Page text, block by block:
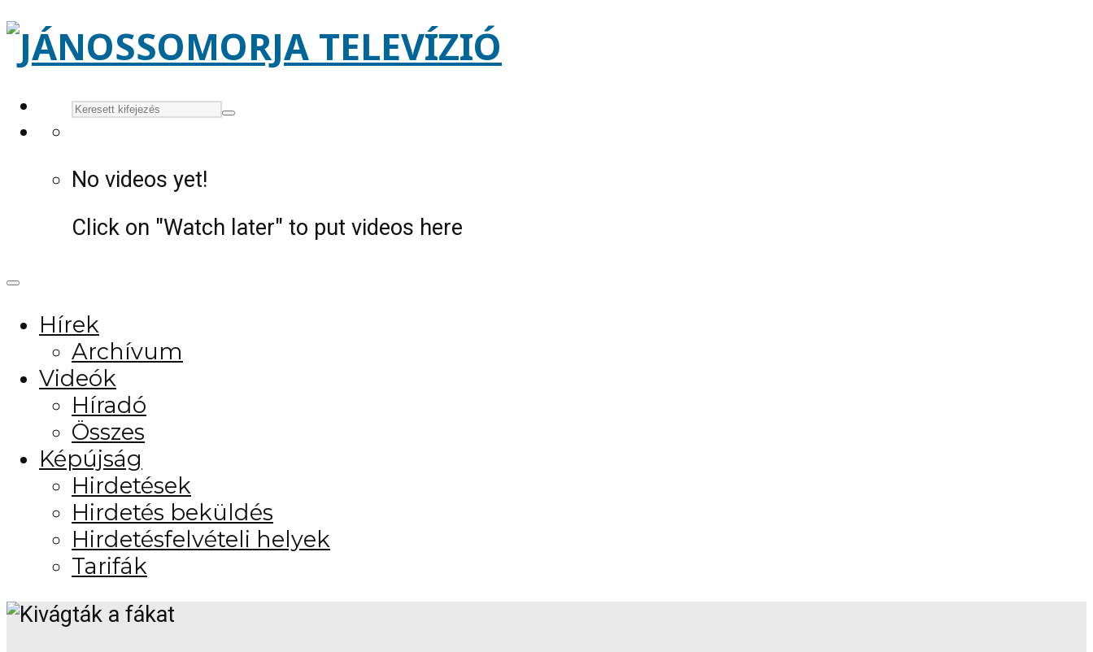
No videos yet!
Click on "Watch later" to put videos here
Hírek
Archívum
Videók
Híradó
Összes
Képújság
Hirdetések
Hirdetés beküldés
Hirdetésfelvételi helyek
Tarifák